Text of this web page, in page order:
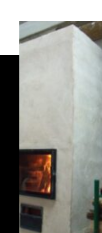
Trésilley
Le Poizat-
Poêle de
Le Cergne
Poêle de
Oxalibre
Naillat